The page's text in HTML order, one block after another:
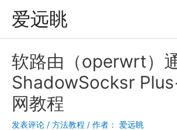
爱远眺
软路由（operwrt）
ShadowSocksr
网教程
发表评论 / 方法教程 / 作者： 爱远眺